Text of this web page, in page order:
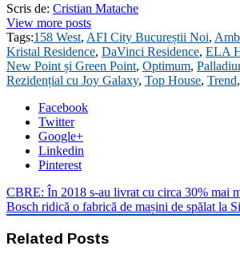
Scris de: Cristian Matache
View more posts
Tags:158 West, AFI City Bucureștii Noi,
Kristal Residence, DaVinci Residence, ELA
New Point și Green Point, Optimum,
Rezidențial cu Joy Galaxy, Top House, Trend,
Facebook
Twitter
Google+
Linkedin
Pinterest
CBRE: În 2018 s-au livrat cu circa 30% mai
Bosch ridică o fabrică de mașini de spălat la
Related Posts